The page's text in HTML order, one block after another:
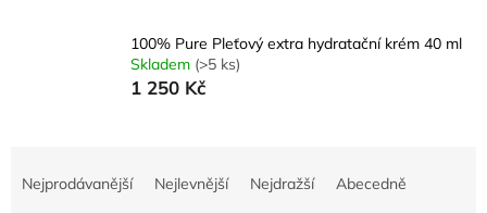
100% Pure Pleťový extra hydratační krém 40 ml
Skladem (>5 ks)
1 250 Kč
Nejprodávanější Nejlevnější Nejdražší Abecedně